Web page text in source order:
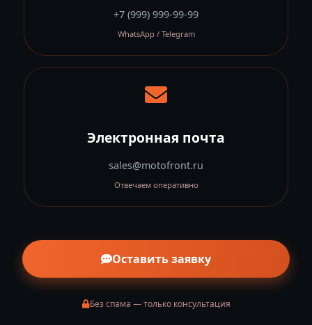
+7 (999) 999-99-99
WhatsApp / Telegram
Электронная почта
sales@motofront.ru
Отвечаем оперативно
Оставить заявку
Без спама — только консультация